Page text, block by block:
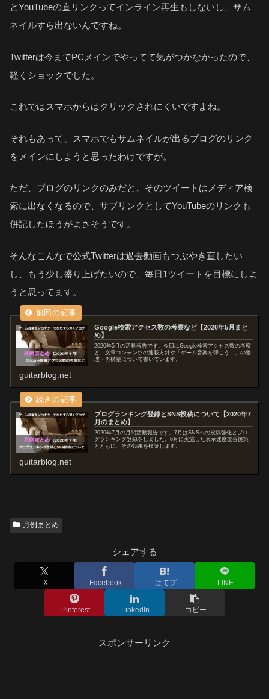
とYouTubeの直リンクってインライン再生もしないし、サム
ネイルすら出ないんですね。
Twitterは今までPCメインでやってて気がつかなかったので、
軽くショックでした。
これではスマホからはクリックされにくいですよね。
それもあって、スマホでもサムネイルが出るブログのリンク
をメインにしようと思ったわけですが。
ただ、ブログのリンクのみだと、そのツイートはメディア検
索に出なくなるので、サブリンクとしてYouTubeのリンクも
併記したほうがよさそうです。
そんなこんなで公式Twitterは過去動画もつぶやき直したい
し、もう少し盛り上げたいので、毎日1ツイートを目標にしよ
うと思ってます。
Google検索アクセス数の考察など【2020年5月まと
め】
2020年5月の活動報告です。今回はGoogle検索アクセス数の考察
と、文章コンテンツの連載方針や「ゲーム音楽を弾こう！」の整
理・再構築について書いています。
guitarblog.net
ブログランキング登録とSNS投稿について【2020年7
月のまとめ】
2020年7月の月間活動報告です。7月はSNSへの投稿強化とブロ
グランキング登録をしました。6月に実施した表示速度改善施策
とともに、その効果を検証します。
guitarblog.net
月例まとめ
シェアする
X Facebook はてブ LINE
Pinterest LinkedIn コピー
スポンサーリンク